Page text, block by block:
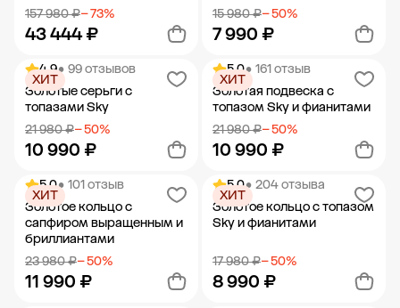
157 980 ₽− 73%
43 444 ₽
Добавить в корзину
15 980 ₽− 50%
7 990 ₽
Добавить в корзину
4.9• 99 отзывов
Золотые серьги с
топазами Sky
21 980 ₽− 50%
10 990 ₽
ХИТ
Добавить в корзину
5.0• 161 отзыв
Золотая подвеска с
топазом Sky и фианитами
21 980 ₽− 50%
10 990 ₽
ХИТ
Добавить в корзину
5.0• 101 отзыв
Золотое кольцо с
сапфиром выращенным и
бриллиантами
23 980 ₽− 50%
11 990 ₽
ХИТ
5.0• 204 отзыва
Золотое кольцо с топазом
Sky и фианитами
17 980 ₽− 50%
8 990 ₽
ХИТ